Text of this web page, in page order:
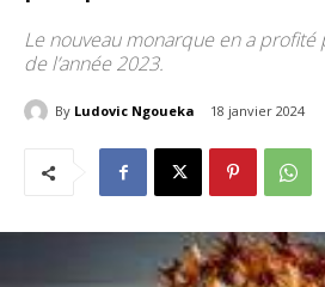
Le nouveau monarque en a
de l’année 2023.
By Ludovic Ngoueka 18 janvier 2024